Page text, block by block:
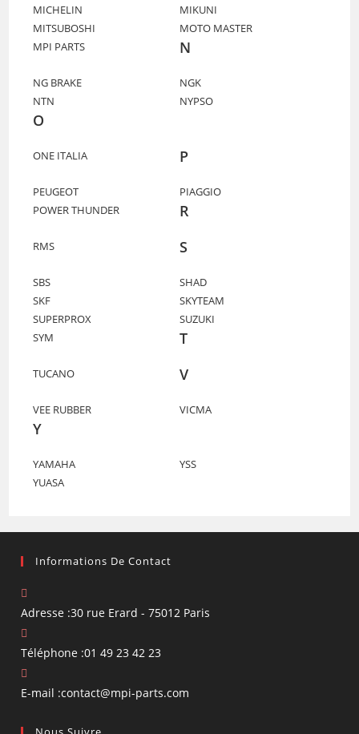
MICHELIN
MIKUNI
MITSUBOSHI
MOTO MASTER
MPI PARTS
N
NG BRAKE
NGK
NTN
NYPSO
O
ONE ITALIA P
PEUGEOT
PIAGGIO
POWER THUNDER
R
RMS S
SBS
SHAD
SKF
SKYTEAM
SUPERPROX
SUZUKI
SYM
T
TUCANO V
VEE RUBBER VICMA
Y
YAMAHA
YSS
YUASA
Informations De Contact
Adresse :30 rue Erard - 75012 Paris
Téléphone :01 49 23 42 23
E-mail :contact@mpi-parts.com